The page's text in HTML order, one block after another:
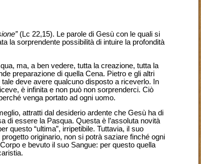
(Lc 22,15). Le parole di Gesù con le quali si
la sorprendente possibilità di intuire la profondità
ma, a ben vedere, tutta la creazione, tutta la
preparazione di quella Cena. Pietro e gli altri
deve avere qualcuno disposto a riceverlo. In
è infinita e non può non sorprenderci. Ciò
venga portato ad ogni uomo.
attratti dal desiderio ardente che Gesù ha di
di essere la Pasqua. Questa è l’assoluta novità
questo “ultima”, irripetibile. Tuttavia, il suo
originario, non si potrà saziare finché ogni
e bevuto il suo Sangue: per questo quella